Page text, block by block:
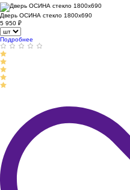
Дверь ОСИНА стекло 1800х690
5 950 ₽
Подробнее